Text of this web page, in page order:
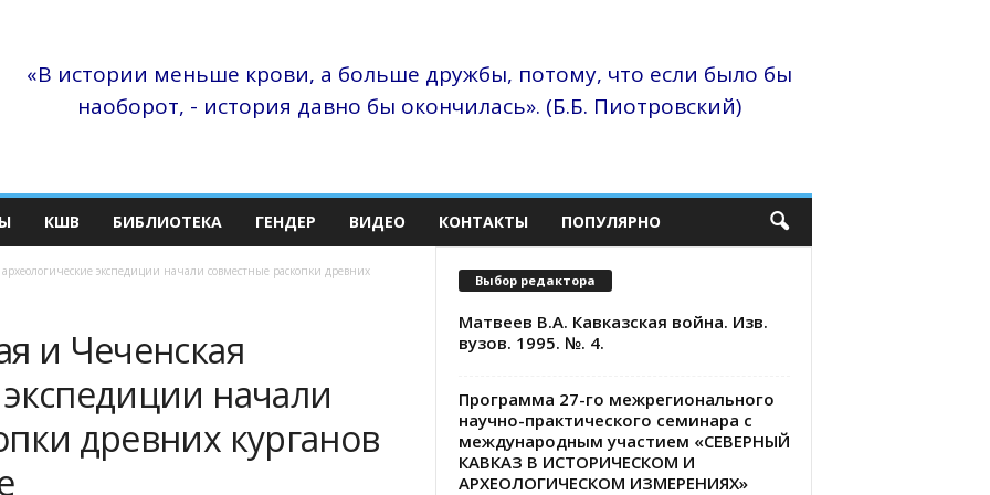
«В истории меньше крови, а больше дружбы, потому, что если было бы
наоборот, - история давно бы окончилась». (Б.Б. Пиотровский)
КШВ БИБЛИОТЕКА ГЕНДЕР ВИДЕО КОНТАКТЫ ПОПУЛЯРНО
экспедиции начали совместные раскопки древних
и Чеченская
начали
древних курганов
Выбор редактора
Матвеев В.А. Кавказская война. Изв.
вузов. 1995. №. 4.
Программа 27-го межрегионального
научно-практического семинара с
международным участием «СЕВЕРНЫЙ
КАВКАЗ В ИСТОРИЧЕСКОМ И
АРХЕОЛОГИЧЕСКОМ ИЗМЕРЕНИЯХ»